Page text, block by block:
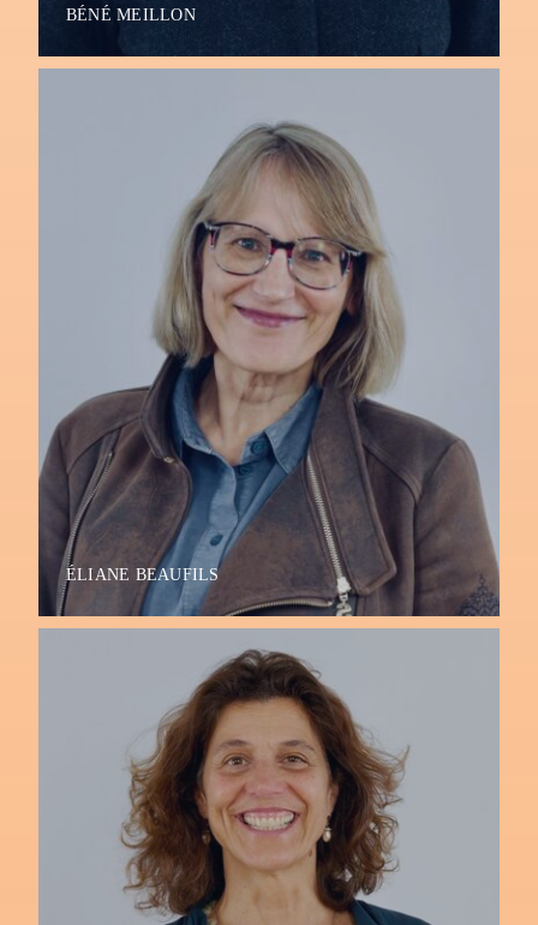
BÉNÉ MEILLON
ÉLIANE BEAUFILS